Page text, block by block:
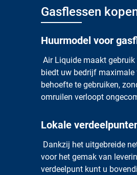
Gasflessen
Huurmodel voor
Air Liquide maakt
biedt uw bedrijf
behoefte te gebruiken,
omruilen verloopt
Lokale
Dankzij het uitgebreide
voor het gemak van
verdeelpunt kunt u